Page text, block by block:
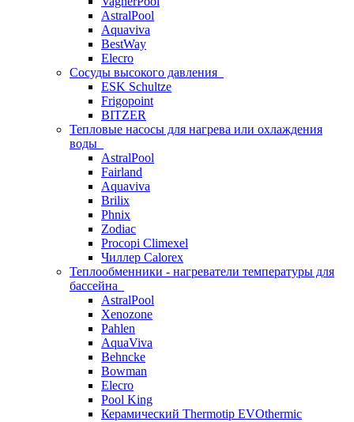
AstralPool
Aquaviva
BestWay
Elecro
Сосуды высокого давления
ESK Schultze
Frigopoint
BITZER
Тепловые насосы для нагрева или охлаждения
воды
AstralPool
Fairland
Aquaviva
Brilix
Phnix
Zodiac
Procopi Climexel
Чиллер Calorex
Теплообменники - нагреватели температуры для
бассейна
AstralPool
Xenozone
Pahlen
AquaViva
Behncke
Bowman
Elecro
Pool King
Керамический Thermotip EVOthermic